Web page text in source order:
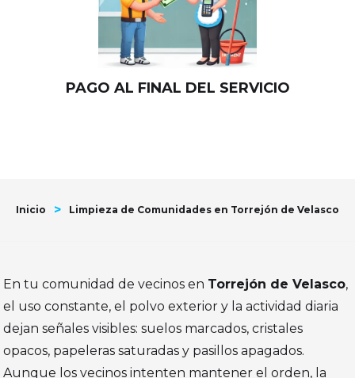
PAGO AL FINAL DEL SERVICIO
Inicio > Limpieza de Comunidades en Torrejón de Velasco
En tu comunidad de vecinos en Torrejón de Velasco,
el uso constante, el polvo exterior y la actividad diaria
dejan señales visibles: suelos marcados, cristales
opacos, papeleras saturadas y pasillos apagados.
Aunque los vecinos intenten mantener el orden, la